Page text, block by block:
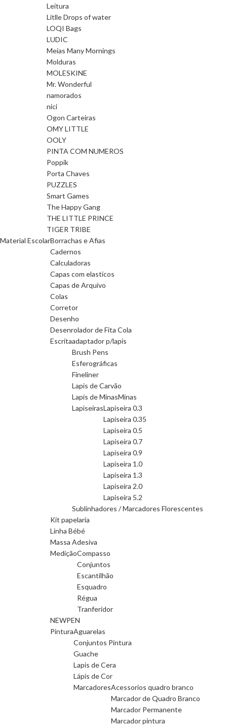
Leitura
Litlle Drops of water
LOQI Bags
LUDIC
Meias Many Mornings
Molduras
MOLESKINE
Mr. Wonderful
namorados
nici
Ogon Carteiras
OMY LITTLE
OOLY
PINTA COM NUMEROS
Poppik
Porta Chaves
PUZZLES
Smart Games
The Happy Gang
THE LITTLE PRINCE
TIGER TRIBE
Material EscolarBorrachas e Afias
Cadernos
Calculadoras
Capas com elasticos
Capas de Arquivo
Colas
Corretor
Desenho
Desenrolador de Fita Cola
Escritaadaptador p/lapis
Brush Pens
Esferográficas
Fineliner
Lapis de Carvão
Lapis de MinasMinas
LapiseirasLapiseira 0.3
Lapiseira 0.35
Lapiseira 0.5
Lapiseira 0.7
Lapiseira 0.9
Lapiseira 1.0
Lapiseira 1.3
Lapiseira 2.0
Lapiseira 5.2
Sublinhadores / Marcadores Florescentes
Kit papelaria
Linha Bébé
Massa Adesiva
MediçãoCompasso
Conjuntos
Escantilhão
Esquadro
Régua
Tranferidor
NEWPEN
PinturaAguarelas
Conjuntos Pintura
Guache
Lapis de Cera
Lápis de Cor
MarcadoresAcessorios quadro branco
Marcador de Quadro Branco
Marcador Permanente
Marcador pintura